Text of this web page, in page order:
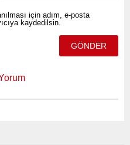
için adım, e-posta
kaydedilsin.